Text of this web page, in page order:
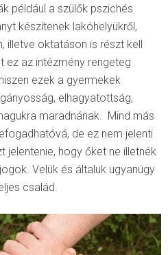
például a szülők pszichés
készítenek lakóhelyükről,
illetve oktatáson is részt kell
ez az intézmény rengeteg
ezek a gyermekek
elhagyatottság,
maradnának. Mind más
de ez nem jelenti
jelentenie, hogy őket ne illetnék
Velük és általuk ugyanúgy
család.